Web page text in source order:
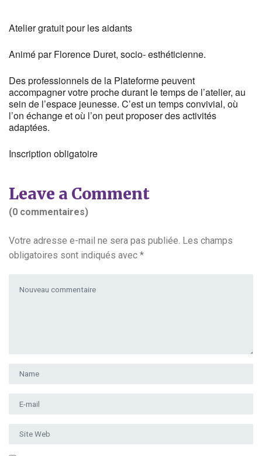
Atelier gratuit pour les aidants
Animé par Florence Duret, socio- esthéticienne.
Des professionnels de la Plateforme peuvent
accompagner votre proche durant le temps de l’atelier, au
sein de l’espace jeunesse. C’est un temps convivial, où
l’on échange et où l’on peut proposer des activités
adaptées.
Inscription obligatoire
Leave a Comment
(0 commentaires)
Votre adresse e-mail ne sera pas publiée. Les champs
obligatoires sont indiqués avec *
Prénom et nom
Adresse e-mail
Site Web